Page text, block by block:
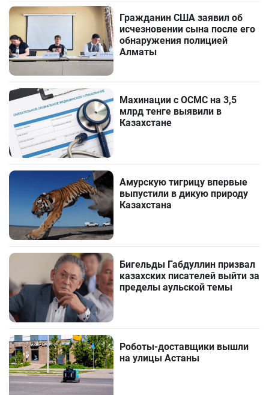
Гражданин США заявил об
исчезновении сына после его
обнаружения полицией
Алматы
Махинации с ОСМС на 3,5
млрд тенге выявили в
Казахстане
Амурскую тигрицу впервые
выпустили в дикую природу
Казахстана
Бигельды Габдуллин призвал
казахских писателей выйти за
пределы аульской темы
Роботы-доставщики вышли
на улицы Астаны